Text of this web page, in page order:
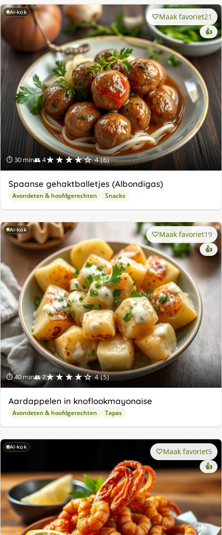
AI-kok
⏱ 30 min👥 4★★★★☆ 4 (6)
Maak favoriet21
👍
Spaanse gehaktballetjes (Albondigas)
Avondeten & hoofdgerechten Snacks
AI-kok
⏱ 40 min👥 2★★★★☆ 4 (5)
Maak favoriet19
👍
Aardappelen in knoflookmayonaise
Avondeten & hoofdgerechten Tapas
AI-kok Maak favoriet5
👍